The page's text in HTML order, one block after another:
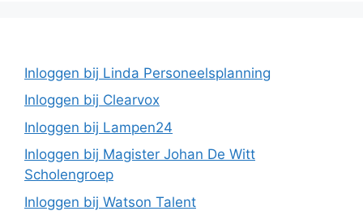
Inloggen bij Linda Personeelsplanning
Inloggen bij Clearvox
Inloggen bij Lampen24
Inloggen bij Magister Johan De Witt
Scholengroep
Inloggen bij Watson Talent